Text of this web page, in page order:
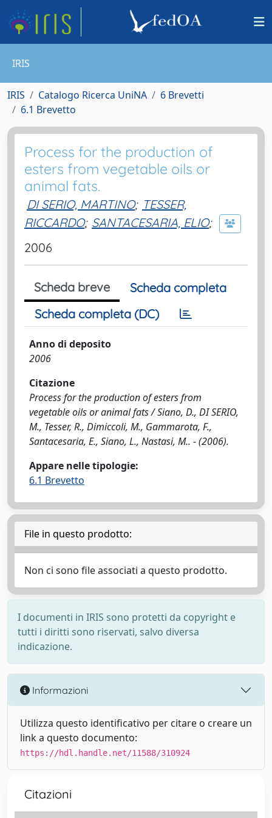
IRIS
IRIS Catalogo Ricerca UniNA
6 Brevetti
6.1 Brevetto
Process for the production of
esters from vegetable oils or
animal fats.
DI SERIO, MARTINO; TESSER,
RICCARDO; SANTACESARIA, ELIO;
2006
Scheda breve
Scheda completa
Scheda completa (DC)
Anno di deposito
2006
Citazione
Process for the production of esters from
vegetable oils or animal fats / Siano, D., DI SERIO,
M., Tesser, R., Dimiccoli, M., Gammarota, F.,
Santacesaria, E., Siano, L., Nastasi, M.. - (2006).
Appare nelle tipologie:
6.1 Brevetto
File in questo prodotto:
Non ci sono file associati a questo prodotto.
I documenti in IRIS sono protetti da copyright e
tutti i diritti sono riservati, salvo diversa
indicazione.
Informazioni
Utilizza questo identificativo per citare o creare un
link a questo documento:
https://hdl.handle.net/11588/310924
Citazioni